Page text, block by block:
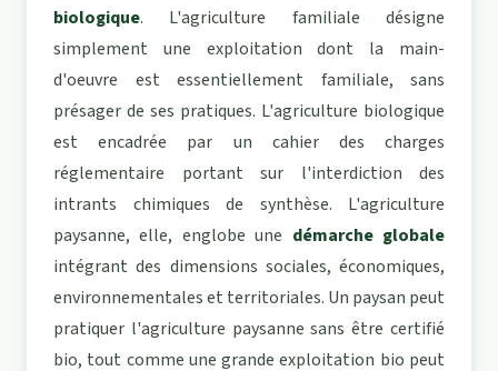
biologique. L'agriculture familiale désigne
simplement une exploitation dont la main-
d'oeuvre est essentiellement familiale, sans
présager de ses pratiques. L'agriculture biologique
est encadrée par un cahier des charges
réglementaire portant sur l'interdiction des
intrants chimiques de synthèse. L'agriculture
paysanne, elle, englobe une démarche globale
intégrant des dimensions sociales, économiques,
environnementales et territoriales. Un paysan peut
pratiquer l'agriculture paysanne sans être certifié
bio, tout comme une grande exploitation bio peut